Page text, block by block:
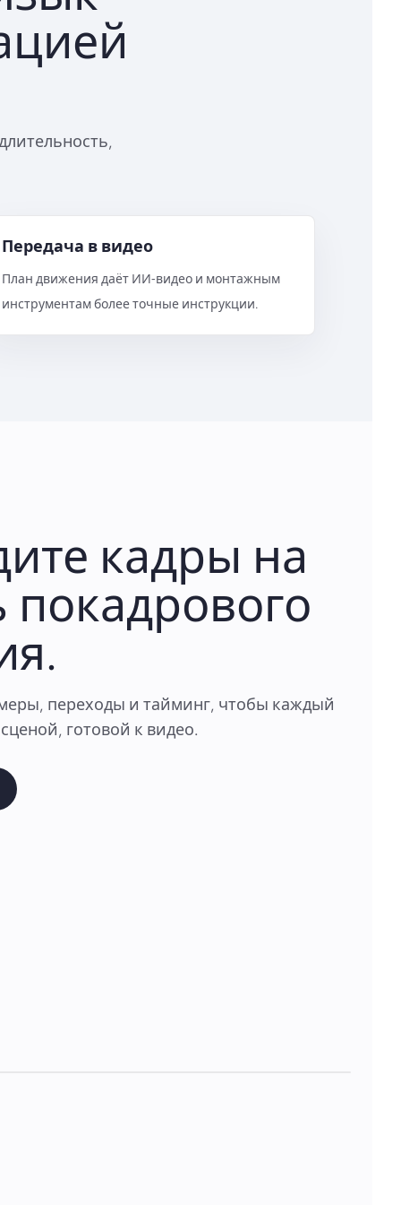
Передача в видео
План движения даёт ИИ‑видео и монтажным
инструментам более точные инструкции.
кадры на
покадрового
переходы и тайминг, чтобы каждый
готовой к видео.